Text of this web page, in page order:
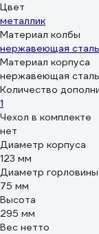
Цвет
металлик
Материал колбы
нержавеющая сталь
Материал корпуса
нержавеющая
Количество
1
Чехол в комплекте
нет
Диаметр корпуса
123 мм
Диаметр горловины
75 мм
Высота
295 мм
Вес нетто